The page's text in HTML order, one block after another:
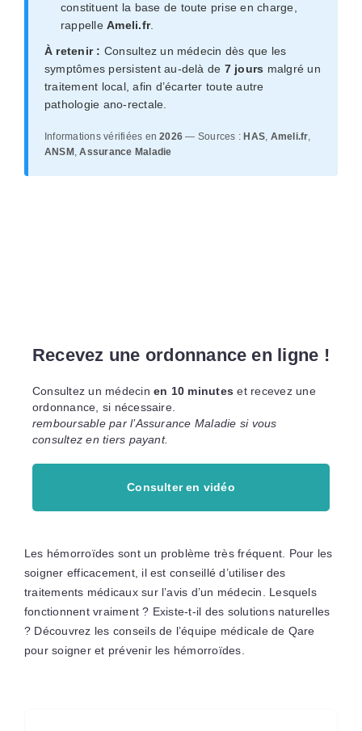
constituent la base de toute prise en charge,
rappelleAmeli.fr.
À retenir : Consultez un médecin dès que les
symptômes persistent au-delà de 7 jours malgré un
traitement local, afin d’écarter toute autre
pathologie ano-rectale.
Informations vérifiées en2026 — Sources : HAS, Ameli.fr,
ANSM ,Assurance Maladie
Recevez une ordonnance en ligne !
Consultez un médecinen 10 minutes et recevez une
ordonnance, si nécessaire.
remboursable par l’Assurance Maladie si vous
consultez en tiers payant.
Consulter en vidéo
Les hémorroïdes sont un problème très fréquent. Pour les
soigner efficacement, il est conseillé d’utiliser des
traitements médicaux sur l’avis d’un médecin. Lesquels
fonctionnent vraiment ? Existe-t-il des solutions naturelles
? Découvrez les conseils de l’équipe médicale de Qare
pour soigner et prévenir les hémorroïdes.